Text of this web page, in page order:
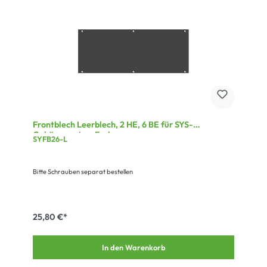
Frontblech Leerblech, 2 HE, 6 BE für SYS-
Gehäuseserien, Farbe: grau
SYFB26-L
Bitte Schrauben separat bestellen
25,80 €*
In den Warenkorb